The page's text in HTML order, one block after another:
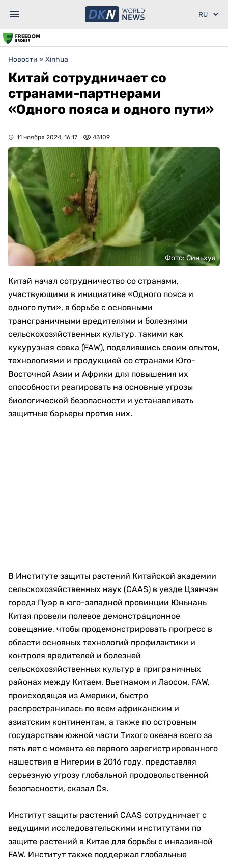
Новости » Xinhua
Китай сотрудничает со
странами-партнерами
«Одного пояса и одного пути»
11 ноября 2024, 16:17 43109
Фото: Синьхуа
Китай начал сотрудничество со странами,
участвующими в инициативе «Одного пояса и
одного пути», в борьбе с основными
трансграничными вредителями и болезнями
сельскохозяйственных культур, такими как
кукурузная совка (FAW), поделившись своим опытом,
технологиями и продукцией со странами Юго-
Восточной Азии и Африки для повышения их
способности реагировать на основные угрозы
биологической безопасности и устанавливать
защитные барьеры против них.
В Институте защиты растений Китайской академии
сельскохозяйственных наук (CAAS) в уезде Цзянчэн
города Пуэр в юго-западной провинции Юньнань
Китая провели полевое демонстрационное
совещание, чтобы продемонстрировать прогресс в
области основных технологий профилактики и
контроля вредителей и болезней
сельскохозяйственных культур в приграничных
районах между Китаем, Вьетнамом и Лаосом. FAW,
происходящая из Америки, быстро
распространилась по всем африканским и
азиатским континентам, а также по островным
государствам южной части Тихого океана всего за
пять лет с момента ее первого зарегистрированного
нашествия в Нигерии в 2016 году, представляя
серьезную угрозу глобальной продовольственной
безопасности, сказал Ся.
Институт защиты растений CAAS сотрудничает с
ведущими исследовательскими институтами по
защите растений в Китае для борьбы с инвазивной
FAW. Институт также поддержал глобальные